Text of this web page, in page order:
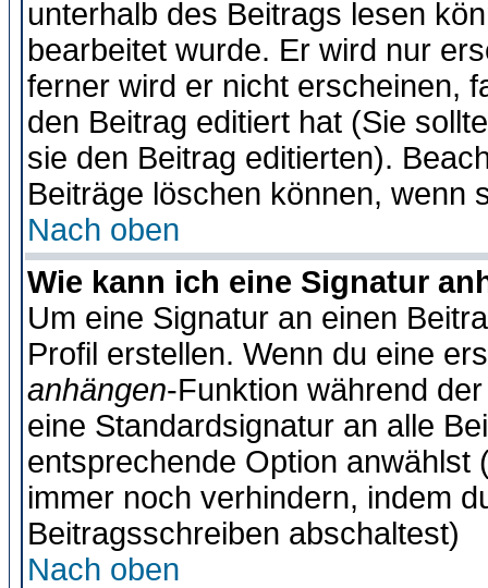
unterhalb des Beitrags lesen
bearbeitet wurde. Er wird nur
ferner wird er nicht erscheinen,
den Beitrag editiert hat (Sie
sie den Beitrag editierten).
Beiträge löschen können, wenn
Nach oben
Wie kann ich eine Signatur
Um eine Signatur an einen
Profil erstellen. Wenn du eine
anhängen-Funktion während
eine Standardsignatur an alle
entsprechende Option anwählst
immer noch verhindern, indem
Beitragsschreiben abschaltest)
Nach oben